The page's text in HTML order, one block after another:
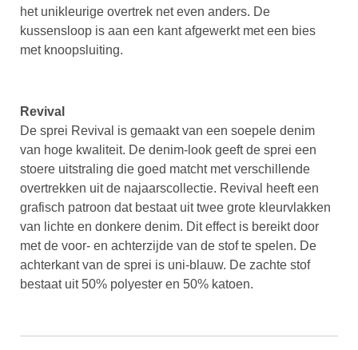
het unikleurige overtrek net even anders. De
kussensloop is aan een kant afgewerkt met een bies
met knoopsluiting.
Revival
De sprei Revival is gemaakt van een soepele denim
van hoge kwaliteit. De denim-look geeft de sprei een
stoere uitstraling die goed matcht met verschillende
overtrekken uit de najaarscollectie. Revival heeft een
grafisch patroon dat bestaat uit twee grote kleurvlakken
van lichte en donkere denim. Dit effect is bereikt door
met de voor- en achterzijde van de stof te spelen. De
achterkant van de sprei is uni-blauw. De zachte stof
bestaat uit 50% polyester en 50% katoen.